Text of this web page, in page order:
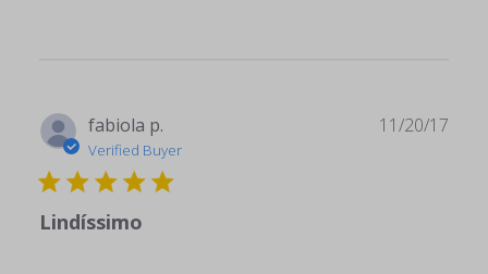
fabiola p.
Verified Buyer
Lindíssimo
11/20/17